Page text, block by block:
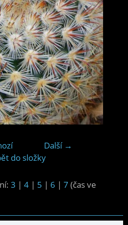
Další →
do složky
3 | 4 | 5 | 6 | 7 (čas ve